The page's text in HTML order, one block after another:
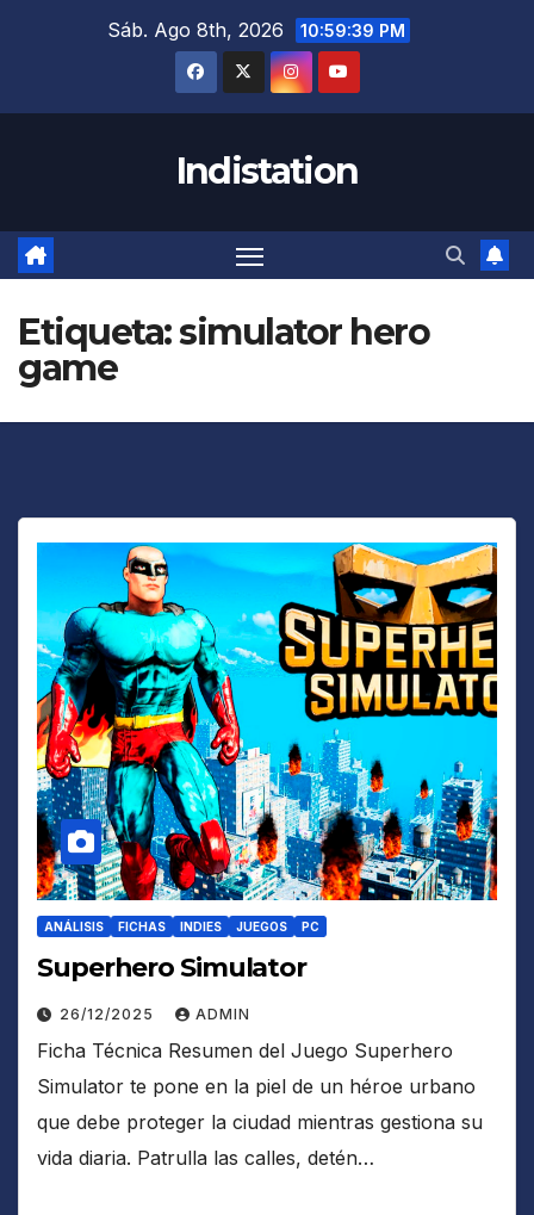
Sáb. Ago 8th, 2026 10:59:40 PM
Indistation
Etiqueta:simulator hero
game
ANÁLISIS FICHAS INDIES JUEGOS PC
Superhero Simulator
26/12/2025 ADMIN
Ficha Técnica Resumen del Juego Superhero
Simulator te pone en la piel de un héroe urbano
que debe proteger la ciudad mientras gestiona su
vida diaria. Patrulla las calles, detén…